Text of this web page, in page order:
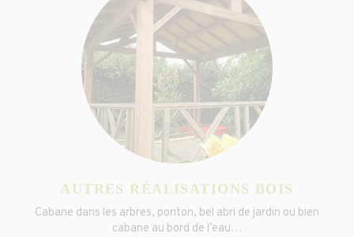
AUTRES RÉALISATIONS BOIS
Cabane dans les arbres, ponton, bel abri de jardin ou bien
cabane au bord de l’eau…